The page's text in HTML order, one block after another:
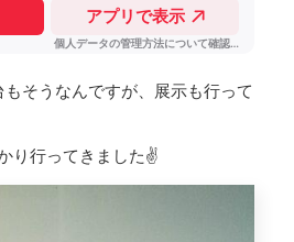
そうなんですが、展示も行って
り行ってきました✌️